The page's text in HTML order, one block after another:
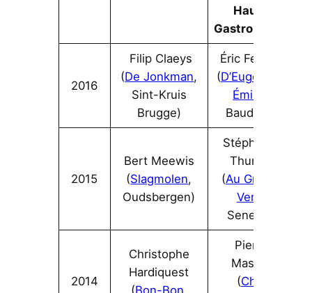
Haute
Gastronomie
2016
Filip Claeys
(De Jonkman,
Sint-Kruis
Brugge)
Éric Fernez
(D’Eugénie à
Émilie
Baudour)
2015
Bert Meewis
(Slagmolen,
Oudsbergen)
Stéphanie
Thunus
(Au Gré du
Vent
Seneffe)
2014
Christophe
Hardiquest
(Bon-Bon
Pierre
Massin
(Chai